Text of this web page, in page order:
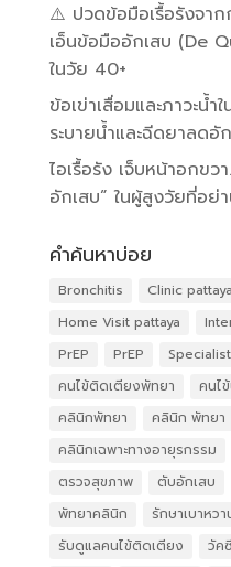
⚠️ ปวดข้อมือเรื้อรังจา
เอ็นข้อมืออักเสบ (De
ในวัย 40+
ข้อเข่าเสื่อมและภาวะน้
ระบายน้ำและฉีดยาล
ไอเรื้อรัง เจ็บหน้าอก
อักเสบ” ในผู้สูงวัยที่อย่
คำค้นหาบ่อย
Bronchitis Clinic pattaya
Home Visit pattaya
PrEP
PrEP
คนไข้ติดเตียงพัทยา
คนไ
คลินิกพัทยา
คลินิก พัทยา
คลินิกเฉพาะทางอายุรกรรม
ตรวจสุขภาพ
ตับอักเสบ
พัทยาคลินิก
รักษาเบาหวา
รับดูแลคนไข้ติดเตียง
วัค